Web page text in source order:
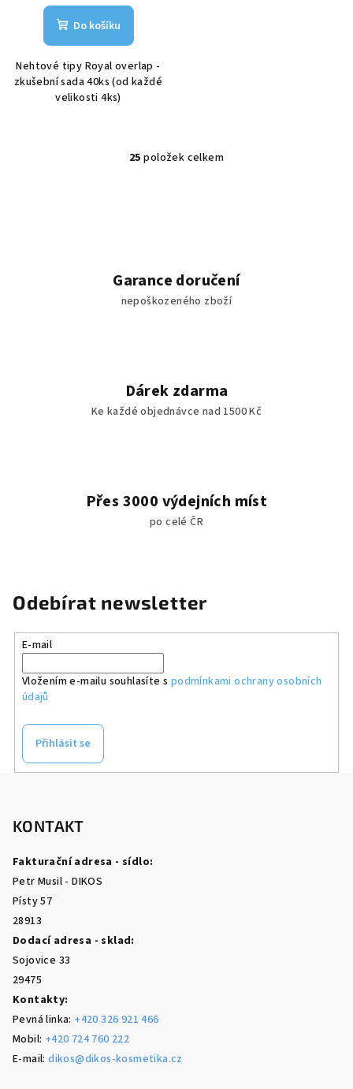
Do košíku
Nehtové tipy Royal overlap -
zkušební sada 40ks (od každé
velikosti 4ks)
O
c
p
v
ý
u
25 položek celkem
Garance doručení
nepoškozeného zboží
Dárek zdarma
Ke každé objednávce nad 1500 Kč
Přes 3000 výdejních míst
po celé ČR
Odebírat newsletter
E-mail
Vložením e-mailu souhlasíte s podmínkami ochrany osobních
údajů
Přihlásit se
KONTAKT
Fakturační adresa - sídlo:
Petr Musil - DIKOS
Písty 57
28913
Dodací adresa - sklad:
Sojovice 33
29475
Kontakty:
Pevná linka: +420 326 921 466
Mobil: +420 724 760 222
E-mail:dikos@dikos-kosmetika.cz